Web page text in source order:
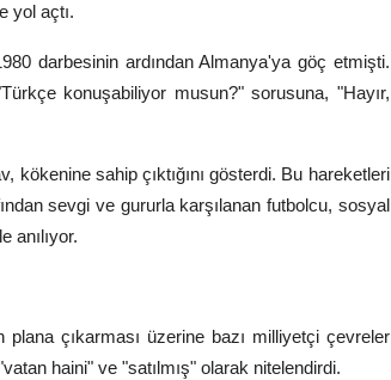
yol açtı.
darbesinin ardından Almanya'ya göç etmişti.
konuşabiliyor musun?" sorusuna, "Hayır,
kökenine sahip çıktığını gösterdi. Bu hareketleri
sevgi ve gururla karşılanan futbolcu, sosyal
anılıyor.
çıkarması üzerine bazı milliyetçi çevreler
haini" ve "satılmış" olarak nitelendirdi.